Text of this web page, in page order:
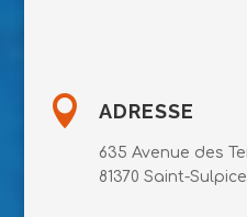
 ADRESSE
635 Avenue des
81370 Saint-